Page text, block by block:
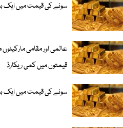
سونے کی قیمت میں ایک
عالمی اور مقامی
قیمتوں میں کمی ریکارڈ
سونے کی قیمت میں ایک